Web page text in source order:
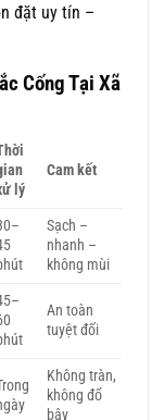
đặt uy tín –
Cống Tại Xã
lý
Cam kết
Sạch –
nhanh –
không mùi
An toàn
tuyệt đối
Không tràn,
không đổ
bậy